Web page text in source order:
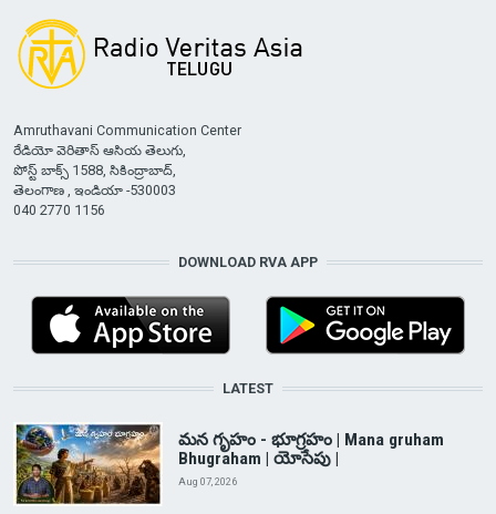
Amruthavani Communication Center
రేడియో వెరితాస్ ఆసియ తెలుగు,
పోస్ట్ బాక్స్ 1588, సికింద్రాబాద్,
తెలంగాణ , ఇండియా -530003
040 2770 1156
DOWNLOAD RVA APP
LATEST
మన గృహం - భూగ్రహం | Mana gruham
Bhugraham | యోసేపు |
Aug 07, 2026